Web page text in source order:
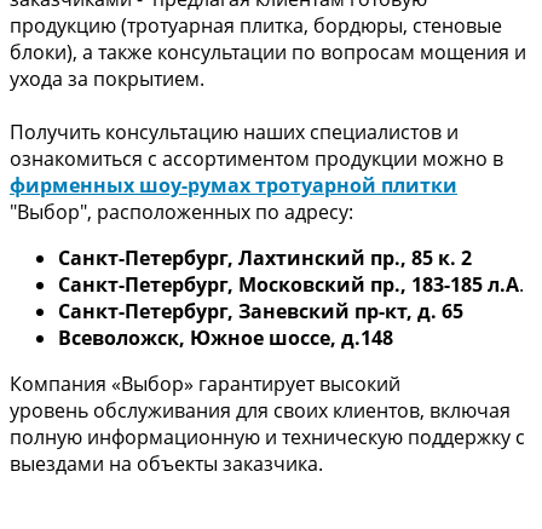
продукцию (тротуарная плитка, бордюры, стеновые
блоки), а также консультации по вопросам мощения и
ухода за покрытием.
Получить консультацию наших специалистов и
ознакомиться с ассортиментом продукции можно в
фирменных шоу-румах тротуарной плитки
"Выбор", расположенных по адресу:
Санкт-Петербург, Лахтинский пр., 85 к. 2
Санкт-Петербург, Московский пр., 183-185 л.А.
Санкт-Петербург, Заневский пр-кт, д. 65
Всеволожск, Южное шоссе, д.148
Компания «Выбор» гарантирует высокий
уровень обслуживания для своих клиентов, включая
полную информационную и техническую поддержку с
выездами на объекты заказчика.